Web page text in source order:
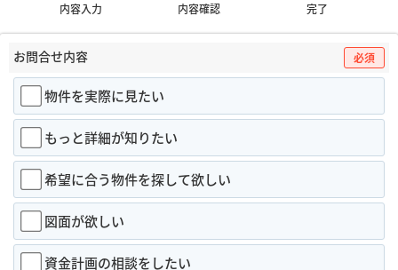
内容入力
内容確認
完了
お問合せ内容 必須
物件を実際に見たい
もっと詳細が知りたい
希望に合う物件を探して欲しい
図面が欲しい
資金計画の相談をしたい